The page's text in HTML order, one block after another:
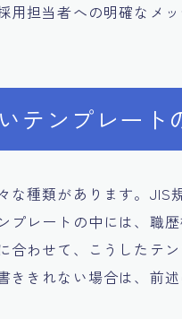
担当者への明確なメッ
テンプレート
な種類があります。JIS
プレートの中には、職
わせて、こうしたテ
きれない場合は、前